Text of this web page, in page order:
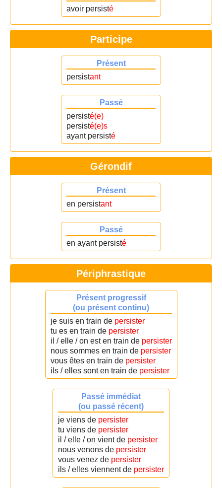
avoir persisté
Participe
Présent
persistant
Passé
persisté(e)
persisté(e)s
ayant persisté
Gérondif
Présent
en persistant
Passé
en ayant persisté
Périphrastique
Présent progressif
(ou présent continu)
je suis en train de persister
tu es en train de persister
il / elle / on est en train de persister
nous sommes en train de persister
vous êtes en train de persister
ils / elles sont en train de persister
Passé immédiat
(ou passé récent)
je viens de persister
tu viens de persister
il / elle / on vient de persister
nous venons de persister
vous venez de persister
ils / elles viennent de persister